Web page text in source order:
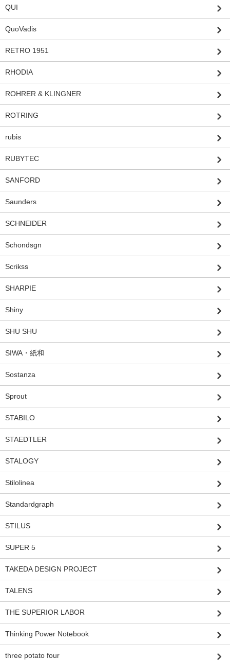
QUI
QuoVadis
RETRO 1951
RHODIA
ROHRER & KLINGNER
ROTRING
rubis
RUBYTEC
SANFORD
Saunders
SCHNEIDER
Schondsgn
Scrikss
SHARPIE
Shiny
SHU SHU
SIWA・紙和
Sostanza
Sprout
STABILO
STAEDTLER
STALOGY
Stilolinea
Standardgraph
STILUS
SUPER 5
TAKEDA DESIGN PROJECT
TALENS
THE SUPERIOR LABOR
Thinking Power Notebook
three potato four